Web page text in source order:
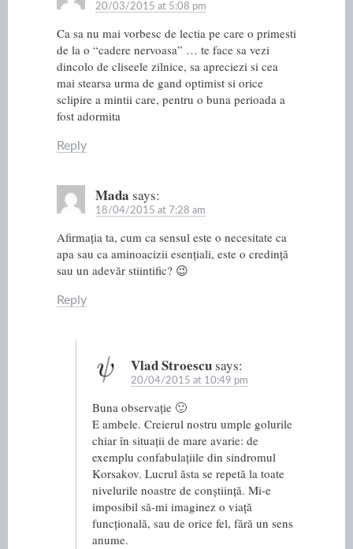
20/03/2015 at 5:08 pm
Ca sa nu mai vorbesc de lectia pe care o primesti
de la o “cadere nervoasa” … te face sa vezi
dincolo de cliseele zilnice, sa apreciezi si cea
mai stearsa urma de gand optimist si orice
sclipire a mintii care, pentru o buna perioada a
fost adormita
Reply
Mada says:
18/04/2015 at 7:28 am
Afirmația ta, cum ca sensul este o necesitate ca
apa sau ca aminoacizii esențiali, este o credință
sau un adevăr stiintific? 😉
Reply
Vlad Stroescusays:
20/04/2015 at 10:49 pm
Buna observație 🙂
E ambele. Creierul nostru umple golurile
chiar în situații de mare avarie: de
exemplu confabulațiile din sindromul
Korsakov. Lucrul ăsta se repetă la toate
nivelurile noastre de conștiință. Mi-e
imposibil să-mi imaginez o viață
funcțională, sau de orice fel, fără un sens
anume.